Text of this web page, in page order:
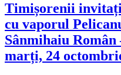
Timișorenii
cu vaporul
Sânmihaiu
marți, 24